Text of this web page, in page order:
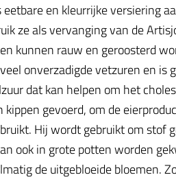
en kleurrijke versiering
ze als vervanging van de
kunnen rauw en geroosterd
onverzadigde vetzuren en
dat kan helpen om het
gevoerd, om de
Hij wordt gebruikt om stof
ook in grote potten worden
de uitgebloeide bloemen.